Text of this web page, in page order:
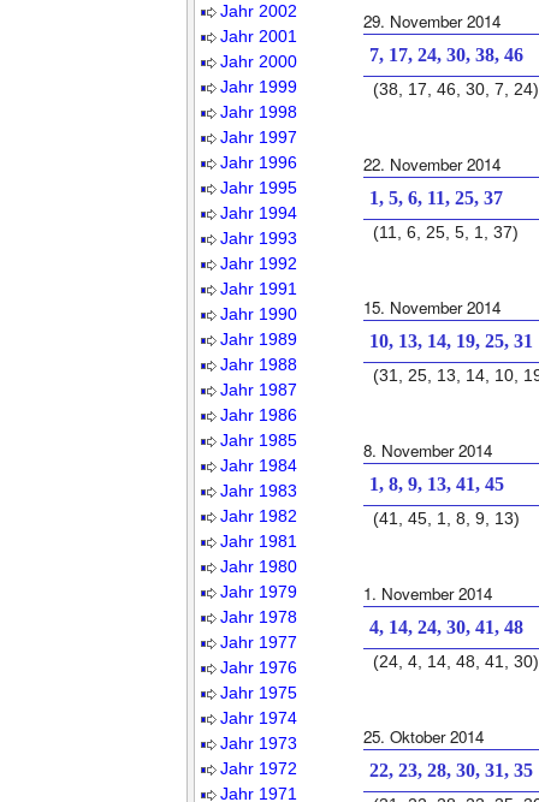
Jahr 2002
Jahr 2001
Jahr 2000
Jahr 1999
Jahr 1998
Jahr 1997
Jahr 1996
Jahr 1995
Jahr 1994
Jahr 1993
Jahr 1992
Jahr 1991
Jahr 1990
Jahr 1989
Jahr 1988
Jahr 1987
Jahr 1986
Jahr 1985
Jahr 1984
Jahr 1983
Jahr 1982
Jahr 1981
Jahr 1980
Jahr 1979
Jahr 1978
Jahr 1977
Jahr 1976
Jahr 1975
Jahr 1974
Jahr 1973
Jahr 1972
Jahr 1971
29. November 2014
7, 17, 24, 30, 38, 46
(38, 17, 46, 30, 7, 24)
22. November 2014
1, 5, 6, 11, 25, 37
(11, 6, 25, 5, 1, 37)
15. November 2014
10, 13, 14, 19, 25, 31
(31, 25, 13, 14, 10,
8. November 2014
1, 8, 9, 13, 41, 45
(41, 45, 1, 8, 9, 13)
1. November 2014
4, 14, 24, 30, 41, 48
(24, 4, 14, 48, 41, 30)
25. Oktober 2014
22, 23, 28, 30, 31, 35